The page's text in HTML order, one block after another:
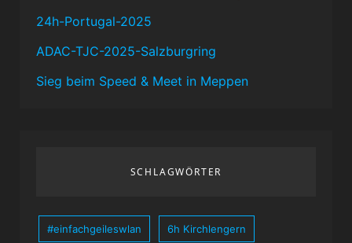
24h-Portugal-2025
ADAC-TJC-2025-Salzburgring
Sieg beim Speed & Meet in Meppen
SCHLAGWÖRTER
#einfachgeileswlan 6h Kirchlengern